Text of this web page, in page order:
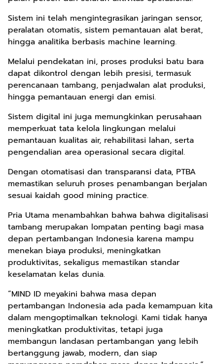
Sistem ini telah mengintegrasikan jaringan sensor,
peralatan otomatis, sistem pemantauan alat berat,
hingga analitika berbasis machine learning.
Melalui pendekatan ini, proses produksi batu bara
dapat dikontrol dengan lebih presisi, termasuk
perencanaan tambang, penjadwalan alat produksi,
hingga pemantauan energi dan emisi.
Sistem digital ini juga memungkinkan perusahaan
memperkuat tata kelola lingkungan melalui
pemantauan kualitas air, rehabilitasi lahan, serta
pengendalian area operasional secara digital.
Dengan otomatisasi dan transparansi data, PTBA
memastikan seluruh proses penambangan berjalan
sesuai kaidah good mining practice.
Pria Utama menambahkan bahwa bahwa digitalisasi
tambang merupakan lompatan penting bagi masa
depan pertambangan Indonesia karena mampu
menekan biaya produksi, meningkatkan
produktivitas, sekaligus memastikan standar
keselamatan kelas dunia.
“MIND ID meyakini bahwa masa depan
pertambangan Indonesia ada pada kemampuan kita
dalam mengoptimalkan teknologi. Kami tidak hanya
meningkatkan produktivitas, tetapi juga
membangun landasan pertambangan yang lebih
bertanggung jawab, modern, dan siap